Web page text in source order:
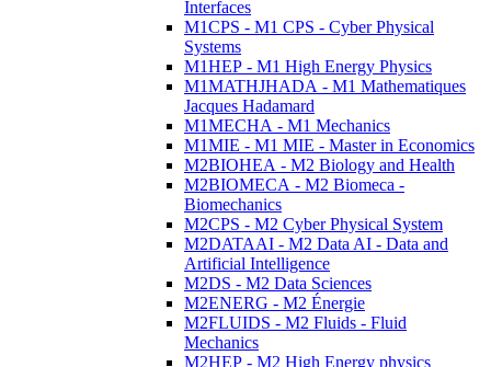
Interfaces
M1CPS - M1 CPS - Cyber Physical
Systems
M1HEP - M1 High Energy Physics
M1MATHJHADA - M1 Mathematiques
Jacques Hadamard
M1MECHA - M1 Mechanics
M1MIE - M1 MIE - Master in Economics
M2BIOHEA - M2 Biology and Health
M2BIOMECA - M2 Biomeca -
Biomechanics
M2CPS - M2 Cyber Physical System
M2DATAAI - M2 Data AI - Data and
Artificial Intelligence
M2DS - M2 Data Sciences
M2ENERG - M2 Énergie
M2FLUIDS - M2 Fluids - Fluid
Mechanics
M2HEP - M2 High Energy physics